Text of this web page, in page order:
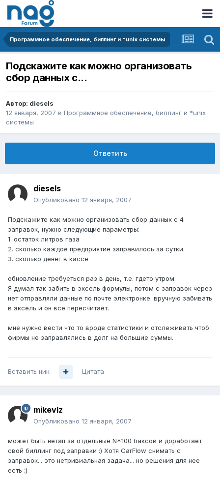
Программное обеспечение, биллинг и *unix системы
Подскажите как можно организовать
сбор данных с...
Автор: diesels
12 января, 2007 в Программное обеспечение, биллинг и *unix
системы
Ответить
diesels
Опубликовано 12 января, 2007
Подскажите как можно организовать сбор данных с 4
заправок, нужно следующие параметры:
1. остаток литров газа
2. сколько каждое предприятие заправилось за сутки.
3. сколько денег в кассе
обновление требуеться раз в день, т.е. гдето утром.
Я думал так забить в эксель формулы, потом с заправок через
нет отправляли данные по почте электронке. вручную забивать
в эксель и он все пересчитает.
мне нужно вести что то вроде статистики и отслеживать чтоб
фирмы не заправлялись в долг на большие суммы.
Вставить ник Цитата
mikevlz
Опубликовано 12 января, 2007
может быть нетап за отдельные N*100 баксов и доработает
свой биллинг под заправки :) Хотя CarFlow снимать с
заправок... это нетривиальная задача... но решения для нее
есть :)